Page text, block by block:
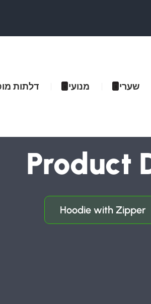
שערים מנועים דלתות
Product
Hoodie with Zipper